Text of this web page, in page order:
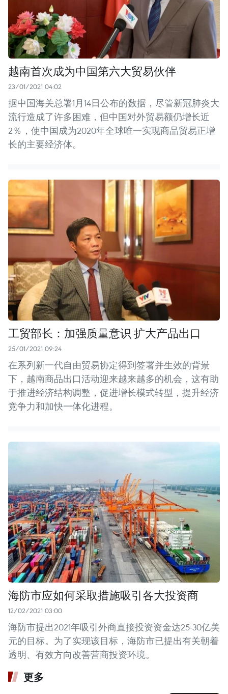
越南首次成为中国第六大贸易伙伴
23/01/2021 04:02
据中国海关总署1月14日公布的数据，尽管新冠肺炎大
流行造成了许多困难，但中国对外贸易额仍增长近
2％，使中国成为2020年全球唯一实现商品贸易正增
长的主要经济体。
工贸部长：加强质量意识 扩大产品出口
25/01/2021 09:24
在系列新一代自由贸易协定得到签署并生效的背景
下，越南商品出口活动迎来越来越多的机会，这有助
于推进经济结构调整，促进增长模式转型，提升经济
竞争力和加快一体化进程。
海防市应如何采取措施吸引各大投资商
12/02/2021 03:00
海防市提出2021年吸引外商直接投资资金达25-30亿美
元的目标。为了实现该目标，海防市已提出有关朝着
透明、有效方向改善营商投资环境。
更多